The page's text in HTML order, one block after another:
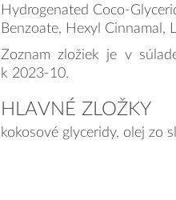
Hydrogenated Coco-
Benzoate, Hexyl Cinnamal,
Zoznam zložiek je v
k 2023-10.
HLAVNÉ ZLOŽKY
kokosové glyceridy, olej zo